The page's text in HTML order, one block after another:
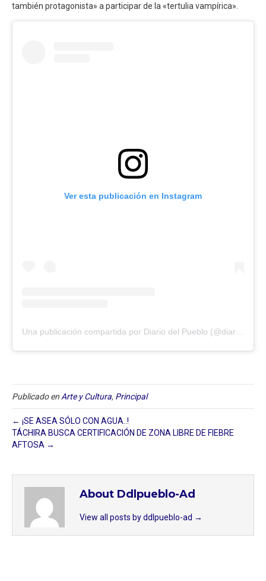
también protagonista» a participar de la «tertulia vampírica».
Ver esta publicación en Instagram
Publicado en Arte y Cultura, Principal
← ¡SE ASEA SÓLO CON AGUA..!
TÁCHIRA BUSCA CERTIFICACIÓN DE ZONA LIBRE DE FIEBRE
AFTOSA →
About Ddlpueblo-Ad
View all posts by ddlpueblo-ad →